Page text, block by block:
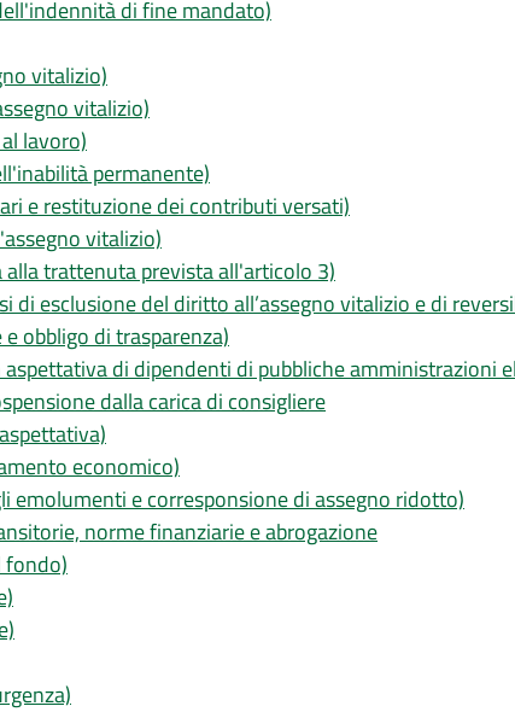
di fine mandato)
vitalizio)
vitalizio)
lavoro)
permanente)
e restituzione dei contributi versati)
vitalizio)
trattenuta prevista all'articolo 3)
di esclusione del diritto all’assegno vitalizio e di
obbligo di trasparenza)
aspettativa di dipendenti di pubbliche amministrazioni
dalla carica di consigliere
economico)
emolumenti e corresponsione di assegno ridotto)
norme finanziarie e abrogazione
fondo)